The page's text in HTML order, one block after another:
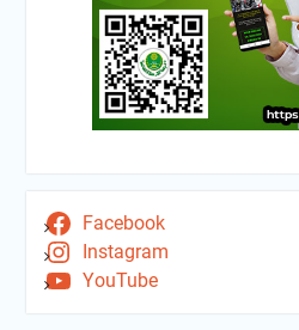
Facebook
Instagram
YouTube